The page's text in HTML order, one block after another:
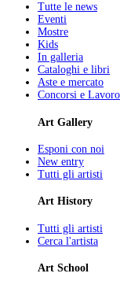
Tutte le news
Eventi
Mostre
Kids
In galleria
Cataloghi e libri
Aste e mercato
Concorsi e Lavoro
Art Gallery
Esponi con noi
New entry
Tutti gli artisti
Art History
Tutti gli artisti
Cerca l'artista
Art School